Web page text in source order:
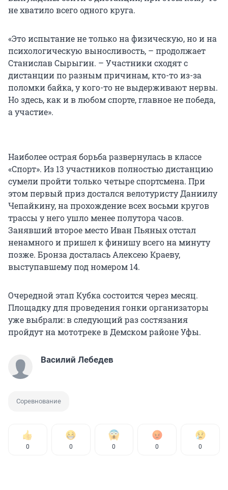
не хватило всего одного круга.
«Это испытание не только на физическую, но и на
психологическую выносливость, – продолжает
Станислав Сырыгин. – Участники сходят с
дистанции по разным причинам, кто-то из-за
поломки байка, у кого-то не выдерживают нервы.
Но здесь, как и в любом спорте, главное не победа,
а участие».
Наиболее острая борьба развернулась в классе
«Спорт». Из 13 участников полностью дистанцию
сумели пройти только четыре спортсмена. При
этом первый приз достался велотуристу Даниилу
Чепайкину, на прохождение всех восьми кругов
трассы у него ушло менее полутора часов.
Занявший второе место Иван Пьяных отстал
ненамного и пришел к финишу всего на минуту
позже. Бронза досталась Алексею Краеву,
выступавшему под номером 14.
Очередной этап Кубка состоится через месяц.
Площадку для проведения гонки организаторы
уже выбрали: в следующий раз состязания
пройдут на мототреке в Демском районе Уфы.
Василий Лебедев
Соревнование
0 0 0 0 0